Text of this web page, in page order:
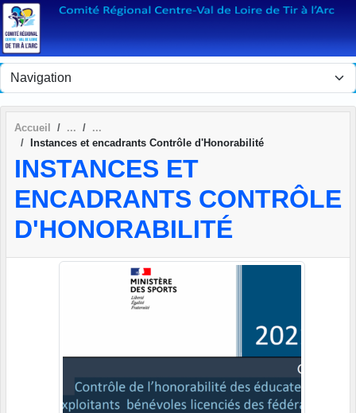
Accueil
Instances et encadrants Contrôle d'Honorabilité
INSTANCES ET
ENCADRANTS CONTRÔLE
D'HONORABILITÉ
Panneau de gestion des cookies